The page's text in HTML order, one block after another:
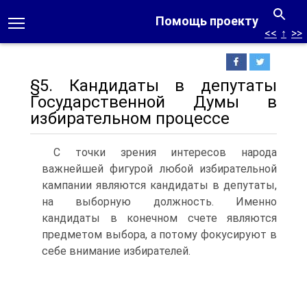
Помощь проекту
<< ↑ >>
§5. Кандидаты в депутаты
Государственной Думы в
избирательном процессе
С точки зрения интересов народа
важнейшей фигурой любой избирательной
кампании являются кандидаты в депутаты,
на выборную должность. Именно
кандидаты в конечном счете являются
предметом выбора, а потому фокусируют в
себе внимание избирателей.